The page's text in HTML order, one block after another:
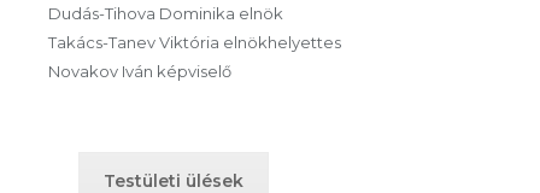
Dudás-Tihova Dominika elnök
Takács-Tanev Viktória elnökhelyettes
Novakov Iván képviselő
Testületi ülések